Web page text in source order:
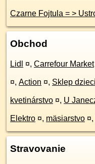
Obchod
Lidl ¤, Carrefour Market
¤, Action ¤, Sklep
kvetinárstvo ¤, U
Elektro ¤, mäsiarstvo ¤,
Stravovanie